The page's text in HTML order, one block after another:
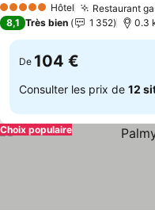
5 Étoiles Hôtel Restaurant
8,1 Très bien 1 352 0.3
De 104 €
Consulter les prix de 12
Choix populaire